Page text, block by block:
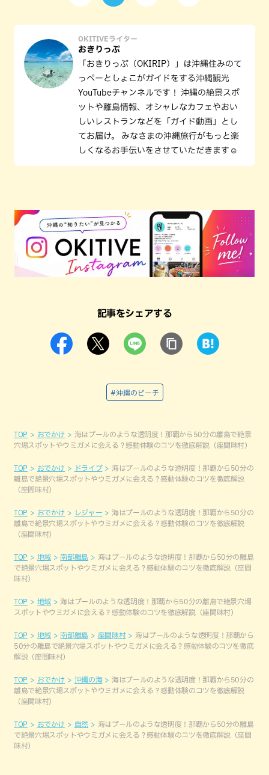
OKITIVEライター
おきりっぷ
「おきりっぷ（OKIRIP）」は沖縄住みのて
っペーとしょこがガイドをする沖縄観光
YouTubeチャンネルです！ 沖縄の絶景スポ
ットや離島情報、オシャレなカフェやおい
しいレストランなどを「ガイド動画」とし
てお届け。 みなさまの沖縄旅行がもっと楽
しくなるお手伝いをさせていただきます☺️
記事をシェアする
#沖縄のビーチ
TOP おでかけ
海はプールのような透明度！那覇から50分の離島で絶景
穴場スポットやウミガメに会える？感動体験のコツを徹底解説（座間味村）
TOP おでかけ ドライブ
海はプールのような透明度！那覇から50分の
離島で絶景穴場スポットやウミガメに会える？感動体験のコツを徹底解説
（座間味村）
TOP おでかけ レジャー
海はプールのような透明度！那覇から50分の
離島で絶景穴場スポットやウミガメに会える？感動体験のコツを徹底解説
（座間味村）
TOP 地域 南部離島
海はプールのような透明度！那覇から50分の離島
で絶景穴場スポットやウミガメに会える？感動体験のコツを徹底解説（座間
味村）
TOP 地域
海はプールのような透明度！那覇から50分の離島で絶景穴場
スポットやウミガメに会える？感動体験のコツを徹底解説（座間味村）
TOP 地域 南部離島 座間味村
海はプールのような透明度！那覇から
50分の離島で絶景穴場スポットやウミガメに会える？感動体験のコツを徹底
解説（座間味村）
TOP おでかけ 沖縄の海
海はプールのような透明度！那覇から50分の
離島で絶景穴場スポットやウミガメに会える？感動体験のコツを徹底解説
（座間味村）
TOP おでかけ 自然
海はプールのような透明度！那覇から50分の離島
で絶景穴場スポットやウミガメに会える？感動体験のコツを徹底解説（座間
味村）